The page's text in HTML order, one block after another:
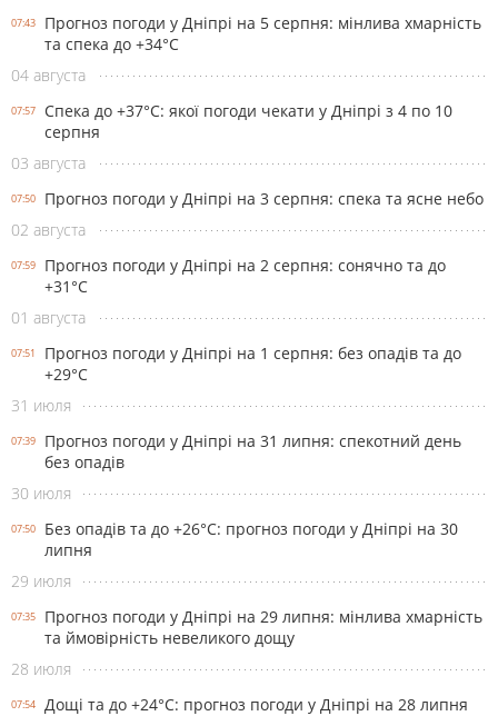
07:43
Прогноз погоди у Дніпрі на 5 серпня: мінлива хмарність
та спека до +34°С
04 августа
07:57
Спека до +37°С: якої погоди чекати у Дніпрі з 4 по 10
серпня
03 августа
07:50
Прогноз погоди у Дніпрі на 3 серпня: спека та ясне небо
02 августа
07:59
Прогноз погоди у Дніпрі на 2 серпня: сонячно та до
+31°С
01 августа
07:51
Прогноз погоди у Дніпрі на 1 серпня: без опадів та до
+29°С
31 июля
07:39
Прогноз погоди у Дніпрі на 31 липня: спекотний день
без опадів
30 июля
07:50
Без опадів та до +26°С: прогноз погоди у Дніпрі на 30
липня
29 июля
07:35
Прогноз погоди у Дніпрі на 29 липня: мінлива хмарність
та ймовірність невеликого дощу
28 июля
07:54
Дощі та до +24°С: прогноз погоди у Дніпрі на 28 липня